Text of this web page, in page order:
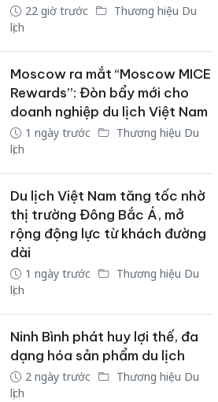
22 giờ trước
Thương hiệu Du
lịch
Moscow ra mắt “Moscow MICE
Rewards”: Đòn bẩy mới cho
doanh nghiệp du lịch Việt Nam
1 ngày trước
Thương hiệu Du
lịch
Du lịch Việt Nam tăng tốc nhờ
thị trường Đông Bắc Á, mở
rộng động lực từ khách đường
dài
1 ngày trước
Thương hiệu Du
lịch
Ninh Bình phát huy lợi thế, đa
dạng hóa sản phẩm du lịch
2 ngày trước
Thương hiệu Du
lịch